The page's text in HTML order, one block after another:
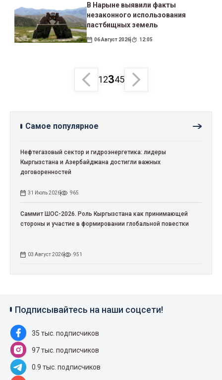
В Нарыне выявили факты
незаконного использования
пастбищных земель
06 Август 2026 12:05
12345
Самое популярное
Нефтегазовый сектор и гидроэнергетика: лидеры
Кыргызстана и Азербайджана достигли важных
договоренностей
31 Июль 2026 965
Саммит ШОС-2026. Роль Кыргызстана как принимающей
стороны и участие в формировании глобальной повестки
03 Август 2026 951
Подписывайтесь на наши соцсети!
35 тыс. подписчиков
97 тыс. подписчиков
0.9 тыс. подписчиков